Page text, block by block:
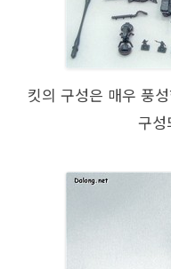
킷의 구성은 매우 풍
구성